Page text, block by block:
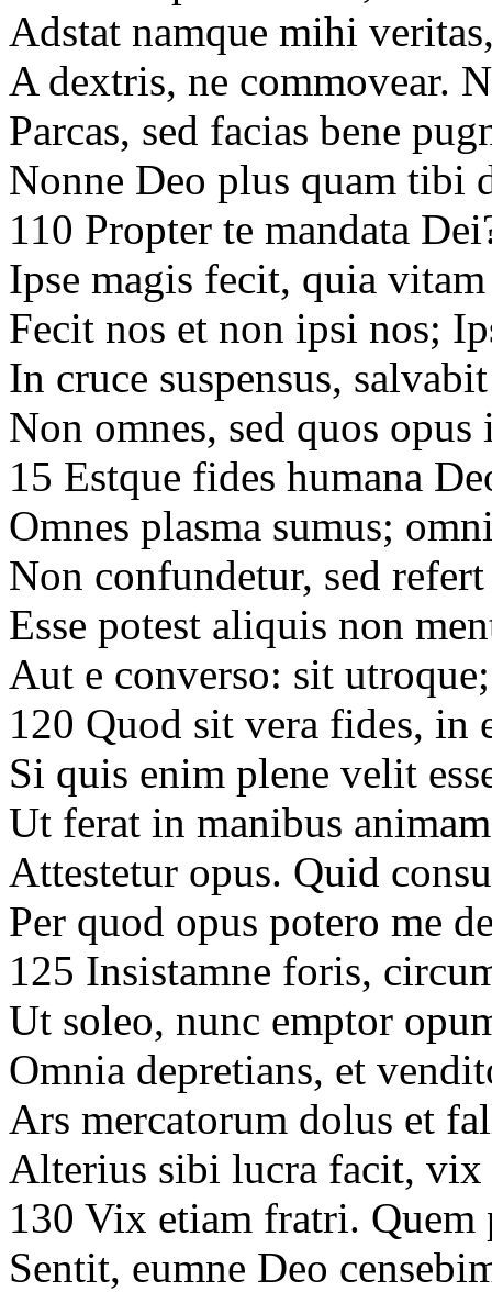
Adstat namque mihi
A dextris, ne commovear.
Parcas, sed facias bene
Nonne Deo plus quam tibi
110 Propter te mandata
Ipse magis fecit, quia
Fecit nos et non ipsi nos;
In cruce suspensus,
Non omnes, sed quos
15 Estque fides humana
Omnes plasma sumus;
Non confundetur, sed
Esse potest aliquis non
Aut e converso: sit
120 Quod sit vera fides, in
Si quis enim plene velit
Ut ferat in manibus
Attestetur opus. Quid
Per quod opus potero me
125 Insistamne foris,
Ut soleo, nunc emptor
Omnia depretians, et
Ars mercatorum dolus et
Alterius sibi lucra facit,
130 Vix etiam fratri.
Sentit, eumne Deo